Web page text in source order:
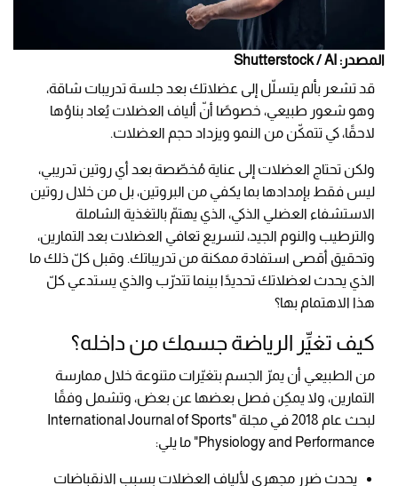
المصدر: Shutterstock / AI
قد تشعر بألم يتسلّل إلى عضلاتك بعد جلسة تدريبات شاقة،
وهو شعور طبيعي، خصوصًا أنّ ألياف العضلات يُعاد بناؤها
لاحقًا، كي تتمكّن من النمو ويزداد حجم العضلات.
ولكن تحتاج العضلات إلى عناية مُخصّصة بعد أي روتين تدريبي،
ليس فقط بإمدادها بما يكفي من البروتين، بل من خلال روتين
الاستشفاء العضلي الذكي، الذي يهتمّ بالتغذية الشاملة
والترطيب والنوم الجيد، لتسريع تعافي العضلات بعد التمارين،
وتحقيق أقصى استفادة ممكنة من تدريباتك. وقبل كلّ ذلك ما
الذي يحدث لعضلاتك تحديدًا بينما تتدرّب والذي يستدعي كلّ
هذا الاهتمام بها؟
كيف تغيِّر الرياضة جسمك من داخله؟
من الطبيعي أن يمرّ الجسم بتغيّرات متنوعة خلال ممارسة
التمارين، ولا يمكِن فصل بعضها عن بعض، وتشمل وفقًا
لبحث عام 2018 في مجلة "International Journal of Sports
Physiology and Performance" ما يلي:
يحدث ضرر مجهري لألياف العضلات بسبب الانقباضات